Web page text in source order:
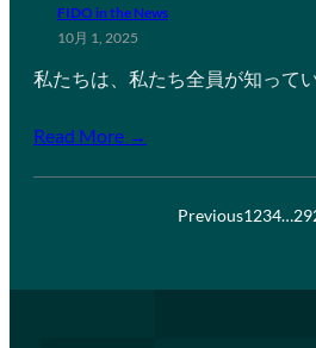
FIDO in the News
10月 1, 2025
私たちは、私たち全員が知ってい
Read More →
Previous1234…